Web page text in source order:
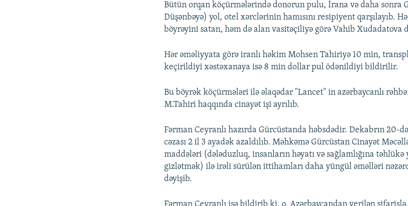
Bütün orqan köçürmələrində donorun pulu, İrana və daha sonra
Düşənbəyə) yol, otel xərclərinin hamısını resipiyent qarşılayıb.
böyrəyini satan, həm də alan vasitəçiliyə görə Vahib Xudadatova
Hər əməliyyata görə iranlı həkim Mohsen Tahiriyə 10 min,
keçirildiyi xəstəxanaya isə 8 min dollar pul ödənildiyi bildirilir.
Bu böyrək köçürmələri ilə əlaqədar "Lancet" in azərbaycanlı
M.Tahiri haqqında cinayət işi ayrılıb.
Fərman Ceyranlı hazırda Gürcüstanda həbsdədir. Dekabrın 20-
cəzası 2 il 3 ayadək azaldılıb. Məhkəmə Gürcüstan Cinayət
maddələri (dələduzluq, insanların həyatı və sağlamlığına
gizlətmək) ilə irəli sürülən ittihamları daha yüngül əməlləri
dəyişib.